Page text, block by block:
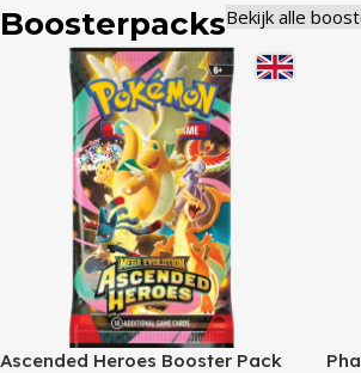
BoosterpacksBekijk alle
Ascended Heroes Booster Pack